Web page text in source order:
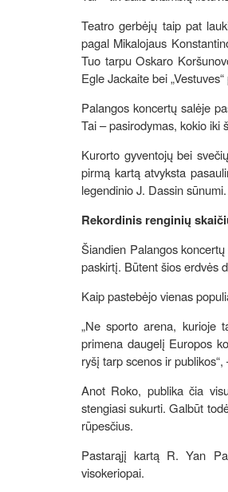
Teatro gerbėjų taip pat
pagal Mikalojaus
Tuo tarpu Oskaro
Egle Jackaite bei
Palangos koncertų salėje
Tai – pasirodymas, kokio iki
Kurorto gyventojų bei
pirmą kartą atvyksta
legendinio J. Dassin sūnumi.
Rekordinis renginių
Šiandien Palangos
paskirtį. Būtent šios erdvės
Kaip pastebėjo vienas
„Ne sporto arena, kurioje
primena daugelį Europos
ryšį tarp scenos ir
Anot Roko, publika čia
stengiasi sukurti. Galbūt
rūpesčius.
Pastarąjį kartą R. Yan
visokeriopai.